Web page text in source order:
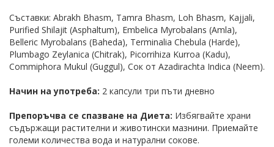
Съставки: Abrakh Bhasm, Tamra Bhasm, Loh Bhasm, Kajjali,
Purified Shilajit (Asphaltum), Embelica Myrobalans (Amla),
Belleric Myrobalans (Baheda), Terminalia Chebula (Harde),
Plumbago Zeylanica (Chitrak), Picorrihiza Kurroa (Kadu),
Commiphora Mukul (Guggul), Сок от Azadirachta Indica (Neem).
Начин на употреба: 2 капсули три пъти дневно
Препоръчва се спазване на Диета: Избягвайте храни
съдържащи растителни и животински мазнини. Приемайте
големи количества вода и натурални сокове.